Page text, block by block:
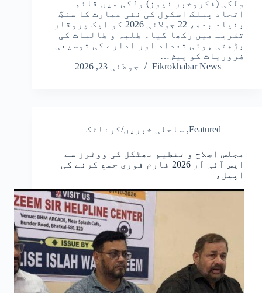
ولکی (فکروخبر نیوز) ولکی میں قائم
اتحاد پبلک اسکول کی نئی عمارت کا سنگِ
بنیاد بدھ، 22 جولائی 2026 کو ایک پروقار
تقریب میں رکھا گیا۔ طلبہ و طالبات کی
بڑھتی ہوئی تعداد اور ادارے کی توسیعی
ضروریات کو پیش…
Fikrokhabar News
جولائی 23, 2026
Featured
, ساحلی خبریں/کرناٹک
مجلس اصلاح و تنظیم بھٹکل کی ووٹرز سے
ایس آئی آر 2026 فارم فوری جمع کرنے کی
اپیل،